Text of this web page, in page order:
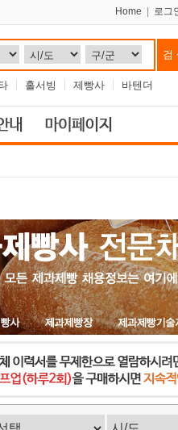
Home 로그
홀서빙 제빵사 바텐더